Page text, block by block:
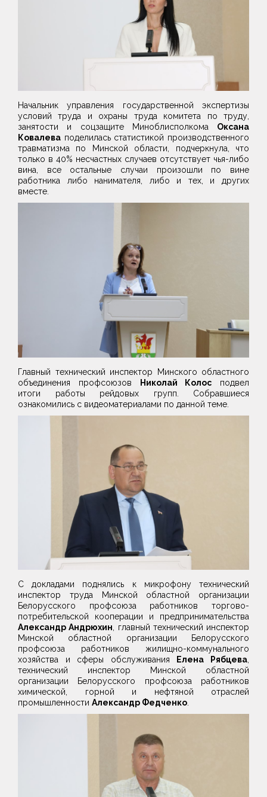
Начальник управления государственной экспертизы
условий труда и охраны труда комитета по труду,
занятости и соцзащите Миноблисполкома Оксана
Ковалева поделилась статистикой производственного
травматизма по Минской области, подчеркнула, что
только в 40% несчастных случаев отсутствует чья-либо
вина, все остальные случаи произошли по вине
работника либо нанимателя, либо и тех, и других
вместе.
Главный технический инспектор Минского областного
объединения профсоюзов
Николай Колос подвел
итоги работы рейдовых групп. Собравшиеся
ознакомились с видеоматериалами по данной теме.
С докладами поднялись к микрофону технический
инспектор труда Минской областной организации
Белорусского профсоюза работников торгово-
потребительской кооперации и предпринимательства
Александр Андрюхин, главный технический инспектор
Минской областной организации Белорусского
профсоюза работников жилищно-коммунального
хозяйства и сферы обслуживания
Елена Рябцева,
технический инспектор Минской областной
организации Белорусского профсоюза работников
химической, горной и нефтяной отраслей
промышленности Александр Федченко.